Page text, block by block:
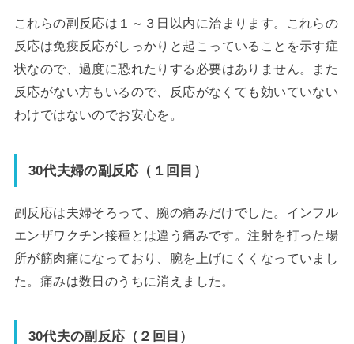
これらの副反応は１～３日以内に治まります。これらの
反応は免疫反応がしっかりと起こっていることを示す症
状なので、過度に恐れたりする必要はありません。また
反応がない方もいるので、反応がなくても効いていない
わけではないのでお安心を。
30代夫婦の副反応（１回目）
副反応は夫婦そろって、腕の痛みだけでした。インフル
エンザワクチン接種とは違う痛みです。注射を打った場
所が筋肉痛になっており、腕を上げにくくなっていまし
た。痛みは数日のうちに消えました。
30代夫の副反応（２回目）